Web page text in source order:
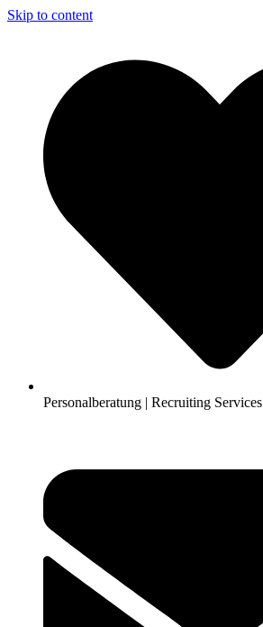
Skip to content
Personalberatung | Recruiting Services